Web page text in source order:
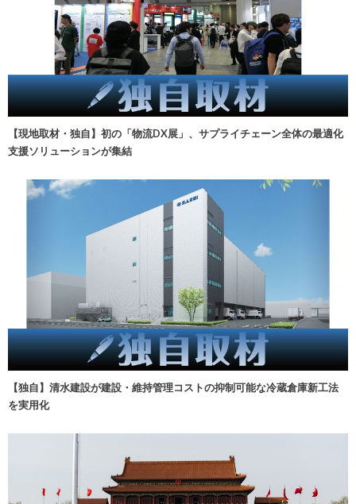
【現地取材・独自】初の「物流DX展」、サプライチェーン全体の最適化
支援ソリューションが集結
【独自】清水建設が建設・維持管理コストの抑制可能な冷蔵倉庫新工法
を実用化